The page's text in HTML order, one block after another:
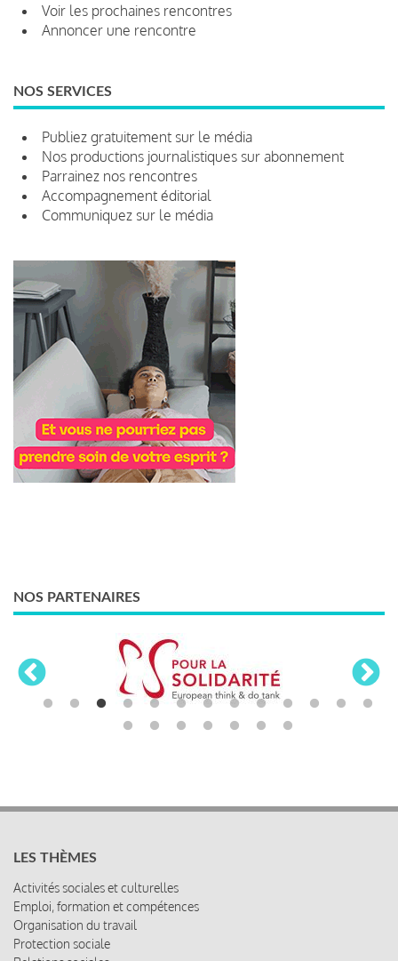
Voir les prochaines rencontres
Annoncer une rencontre
NOS SERVICES
Publiez gratuitement sur le média
Nos productions journalistiques sur abonnement
Parrainez nos rencontres
Accompagnement éditorial
Communiquez sur le média
NOS PARTENAIRES
LES THÈMES
Activités sociales et culturelles
Emploi, formation et compétences
Organisation du travail
Protection sociale